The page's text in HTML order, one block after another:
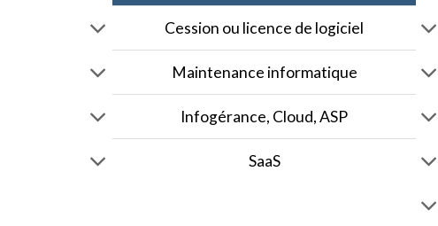
Cession ou licence de logiciel
Maintenance informatique
Infogérance, Cloud, ASP
SaaS